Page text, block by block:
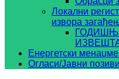
Локални
извора
Енергетски
Огласи/Јавни позиви